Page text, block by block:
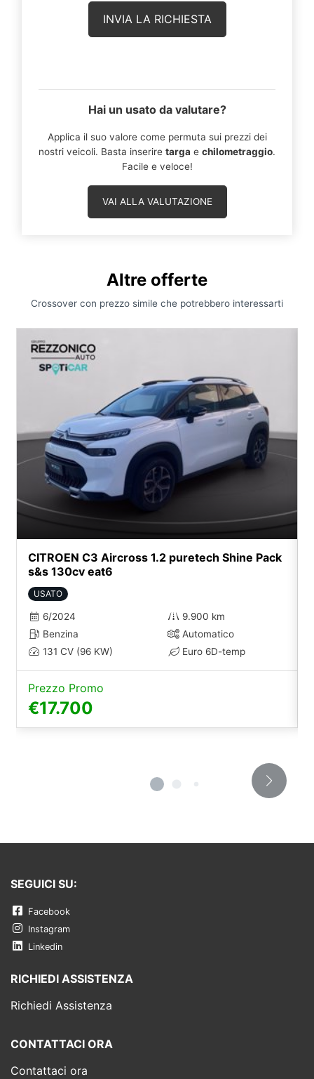
Hai un usato da valutare?
Applica il suo valore come permuta sui prezzi dei
nostri veicoli. Basta inserire targa e chilometraggio.
Facile e veloce!
VAI ALLA VALUTAZIONE
Altre offerte
Crossover con prezzo simile che potrebbero interessarti
CITROEN C3 Aircross 1.2 puretech Shine Pack
s&s 130cv eat6
USATO
6/2024
9.900 km
Benzina
Automatico
131 CV (96 KW)
Euro 6D-temp
Prezzo Promo
€17.700
SEGUICI SU:
Facebook
Instagram
Linkedin
RICHIEDI ASSISTENZA
Richiedi Assistenza
CONTATTACI ORA
Contattaci ora